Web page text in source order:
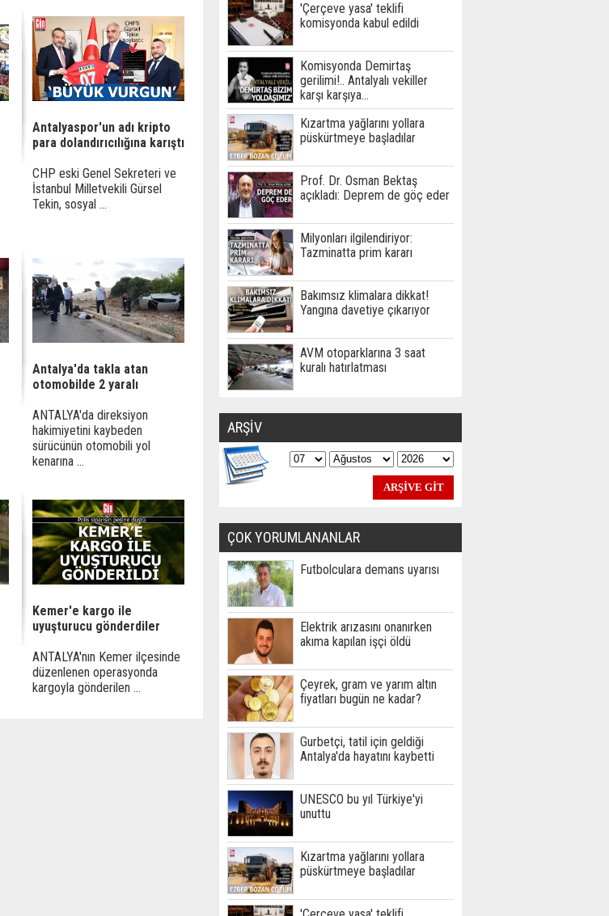
Antalyaspor'un adı kripto
para dolandırıcılığına karıştı
CHP eski Genel Sekreteri ve
İstanbul Milletvekili Gürsel
Tekin, sosyal ...
Antalya'da takla atan
otomobilde 2 yaralı
ANTALYA'da direksiyon
hakimiyetini kaybeden
sürücünün otomobili yol
kenarına ...
Kemer'e kargo ile
uyuşturucu gönderdiler
ANTALYA'nın Kemer ilçesinde
düzenlenen operasyonda
kargoyla gönderilen ...
'Çerçeve yasa' teklifi
komisyonda kabul edildi
Komisyonda Demirtaş
gerilimi!.. Antalyalı vekiller
karşı karşıya…
Kızartma yağlarını yollara
püskürtmeye başladılar
Prof. Dr. Osman Bektaş
açıkladı: Deprem de göç eder
Milyonları ilgilendiriyor:
Tazminatta prim kararı
Bakımsız klimalara dikkat!
Yangına davetiye çıkarıyor
AVM otoparklarına 3 saat
kuralı hatırlatması
ARŞİV
ÇOK YORUMLANANLAR
Futbolculara demans uyarısı
Elektrik arızasını onanırken
akıma kapılan işçi öldü
Çeyrek, gram ve yarım altın
fiyatları bugün ne kadar?
Gurbetçi, tatil için geldiği
Antalya'da hayatını kaybetti
UNESCO bu yıl Türkiye'yi
unuttu
Kızartma yağlarını yollara
püskürtmeye başladılar